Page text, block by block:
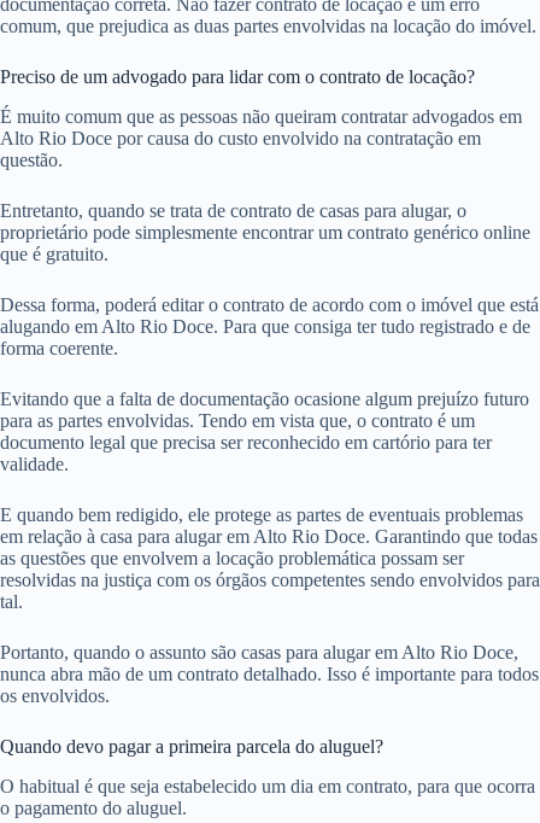
documentação correta. Não fazer contrato de locação é um erro
comum, que prejudica as duas partes envolvidas na locação do imóvel.
Preciso de um advogado para lidar com o contrato de locação?
É muito comum que as pessoas não queiram contratar advogados em
Alto Rio Doce por causa do custo envolvido na contratação em
questão.
Entretanto, quando se trata de contrato de casas para alugar, o
proprietário pode simplesmente encontrar um contrato genérico online
que é gratuito.
Dessa forma, poderá editar o contrato de acordo com o imóvel que está
alugando em Alto Rio Doce. Para que consiga ter tudo registrado e de
forma coerente.
Evitando que a falta de documentação ocasione algum prejuízo futuro
para as partes envolvidas. Tendo em vista que, o contrato é um
documento legal que precisa ser reconhecido em cartório para ter
validade.
E quando bem redigido, ele protege as partes de eventuais problemas
em relação à casa para alugar em Alto Rio Doce. Garantindo que todas
as questões que envolvem a locação problemática possam ser
resolvidas na justiça com os órgãos competentes sendo envolvidos para
tal.
Portanto, quando o assunto são casas para alugar em Alto Rio Doce,
nunca abra mão de um contrato detalhado. Isso é importante para todos
os envolvidos.
Quando devo pagar a primeira parcela do aluguel?
O habitual é que seja estabelecido um dia em contrato, para que ocorra
o pagamento do aluguel.